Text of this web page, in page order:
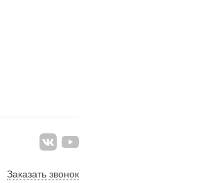
Заказать звонок